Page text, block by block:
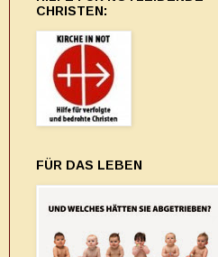
CHRISTEN:
FÜR DAS LEBEN